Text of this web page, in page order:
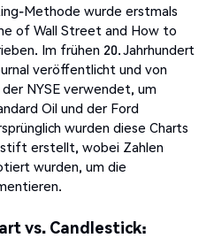
Methode wurde erstmals
of Wall Street and How to
Im frühen 20. Jahrhundert
veröffentlicht und von
NYSE verwendet, um
Oil und der Ford
wurden diese Charts
erstellt, wobei Zahlen
wurden, um die
vs. Candlestick: